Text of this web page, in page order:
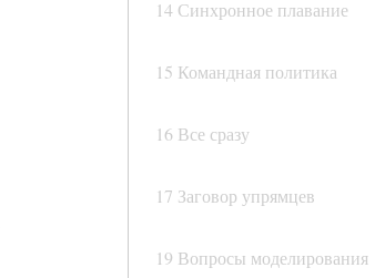
14 Синхронное плавание
15 Командная политика
16 Все сразу
17 Заговор упрямцев
19 Вопросы моделирования